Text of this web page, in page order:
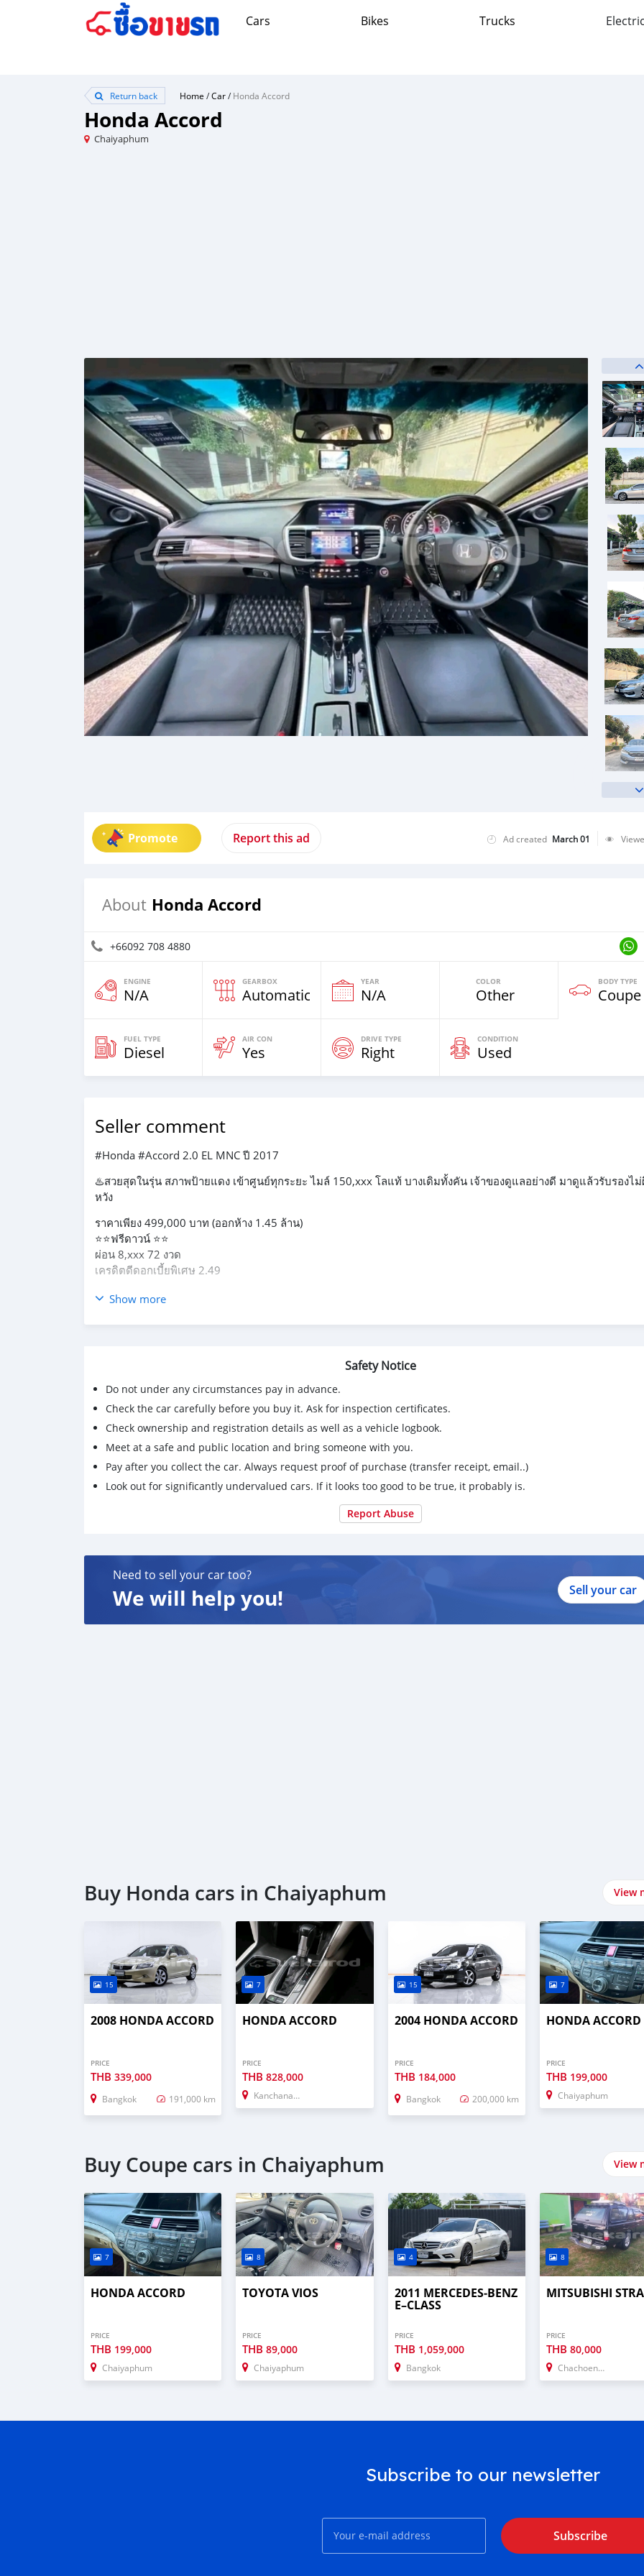
Cars Bikes Trucks
Return back Home /Car/Honda Accord
Honda Accord
Chaiyaphum
Promote Report this ad Ad created March 01
About Honda Accord
+66092 708 4880
ENGINE
N/A
GEARBOX
Automatic
YEAR
N/A
COLOR
Other
BODY TYPE
Coupe
FUEL TYPE
Diesel
AIR CON
Yes
DRIVE TYPE
Right
CONDITION
Used
Seller comment
#Honda #Accord 2.0 EL MNC ปี 2017
♨️สวยสุดในรุ่น สภาพป้ายแดง เข้าศูนย์ทุกระยะ ไมล์ 150,xxx โลแท้ บางเดิมทั้งคัน เจ้าของดูแลอย่างดี มาดูแล้วรับรองไ
หวัง
ราคาเพียง 499,000 บาท (ออกห้าง 1.45 ล้าน)
⭐️⭐️ฟรีดาวน์ ⭐️⭐️
ผ่อน 8,xxx 72 งวด
เครดิตดีดอกเบี้ยพิเศษ 2.49
✅ไฟ Daytime Running Light LED
✅จอ+กล้องมองหลัง มองข้าง
✅สีรถขัดเคลือบแก้วตลอด
✅ยางใหม่พึ่งเปลี่ยน 4 เส้น
✅ประกันชั้น1 เหลือ11 เดือน
✅พึ่งเปลี่ยนยางรองแท่นเครื่องแท้ ยกชุด
✅book service กุญแจครบ2 ดอก
✅รับประกันไม่มีชนหนัก พลิกคว่ำ น้ำท่วม ไมล์แท้ การันตี
สนใจติดต่อ/ปรึกษา
📌เงินเดือนเริ่มต้น 16,000 ซื้อได้
📌รายได้เกิน 30,000 ไม่ต้องค้ำ
📌รายได้เพียง 2เท่าซื้อคนเดียวจบกู้เต็ม รายได้ไม่พอสามารถกู้ร่วมกันได้
📌ภาระหนี้เยอะ ออกได้
Show more
Safety Notice
Do not under any circumstances pay in advance.
Check the car carefully before you buy it. Ask for inspection certificates.
Check ownership and registration details as well as a vehicle logbook.
Meet at a safe and public location and bring someone with you.
Pay after you collect the car. Always request proof of purchase (transfer receipt, email..)
Look out for significantly undervalued cars. If it looks too good to be true, it probably is.
Report Abuse
Need to sell your car too?
We will help you! Sell your car
Buy Honda cars in Chaiyaphum View
15
2008 HONDA ACCORD
PRICE
THB 339,000
Bangkok 191,000 km
7
HONDA ACCORD
PRICE
THB828,000
Kanchanaburi
15
2004 HONDA ACCORD
PRICE
THB 184,000
Bangkok 200,000 km
7
HONDA ACCORD
PRICE
THB 199,000
Chaiyaphum
Buy Coupe cars in Chaiyaphum View
7
HONDA ACCORD
PRICE
THB 199,000
Chaiyaphum
8
TOYOTA VIOS
PRICE
THB89,000
Chaiyaphum
4
2011 MERCEDES‒BENZ
E–CLASS
PRICE
THB 1,059,000
Bangkok
8
MITSUBISHI
PRICE
THB 80,000
Chachoengsao
Subscribe to our newsletter
Subscribe